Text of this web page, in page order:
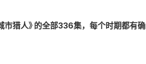
猎人》的全部336集，每个时期都有确